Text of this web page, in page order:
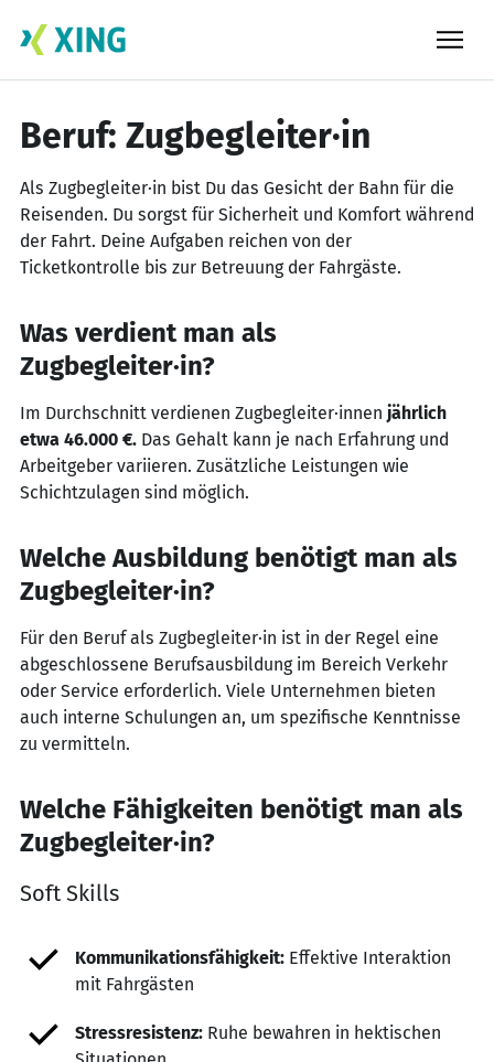
Beruf: Zugbegleiter·in
Als Zugbegleiter·in bist Du das Gesicht der Bahn für die
Reisenden. Du sorgst für Sicherheit und Komfort während
der Fahrt. Deine Aufgaben reichen von der
Ticketkontrolle bis zur Betreuung der Fahrgäste.
Was verdient man als
Zugbegleiter·in?
Im Durchschnitt verdienen Zugbegleiter·innen jährlich
etwa 46.000 €. Das Gehalt kann je nach Erfahrung und
Arbeitgeber variieren. Zusätzliche Leistungen wie
Schichtzulagen sind möglich.
Welche Ausbildung benötigt man als
Zugbegleiter·in?
Für den Beruf als Zugbegleiter·in ist in der Regel eine
abgeschlossene Berufsausbildung im Bereich Verkehr
oder Service erforderlich. Viele Unternehmen bieten
auch interne Schulungen an, um spezifische Kenntnisse
zu vermitteln.
Welche Fähigkeiten benötigt man als
Zugbegleiter·in?
Soft Skills
Kommunikationsfähigkeit: Effektive Interaktion
mit Fahrgästen
Stressresistenz: Ruhe bewahren in hektischen